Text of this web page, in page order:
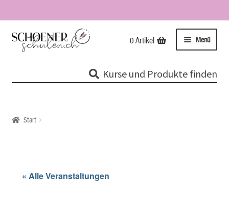
Zur
Navigation
Zum
Inhalt
Menü
0 Artikel
Kurse und Produkte finden
Start
« Alle Veranstaltungen